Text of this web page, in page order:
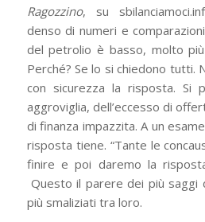
Ragozzino, su
denso di numeri e
del petrolio è basso, molto
Perché? Se lo si chiedono tutti.
con sicurezza la risposta. Si
aggroviglia, dell’eccesso di
di finanza impazzita. A un
risposta tiene. “Tante le
finire e poi daremo la
Questo il parere dei più saggi
più smaliziati tra loro.